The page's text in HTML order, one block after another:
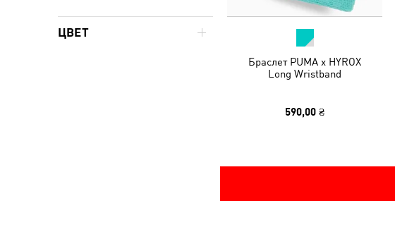
Браслет PUMA x HYROX
Long Wristband
590,00 ₴
ЦВЕТ